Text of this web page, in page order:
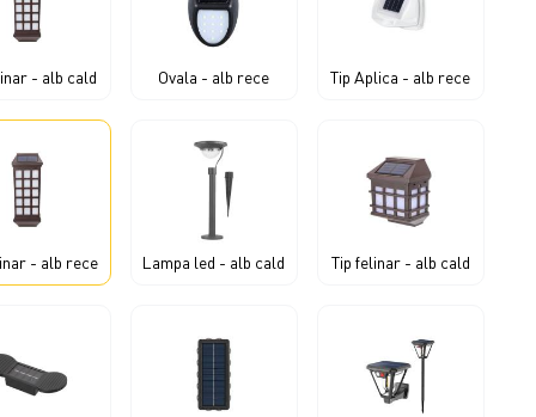
- alb cald Ovala - alb rece Tip Aplica - alb rece
- alb rece Lampa led - alb cald Tip felinar - alb cald